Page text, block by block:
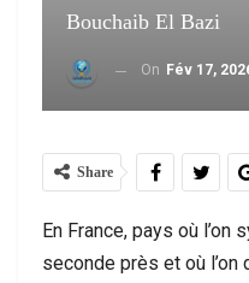
Bouchaib El Bazi
On Fév 17,
Share
En France, pays où l’on
seconde près et où